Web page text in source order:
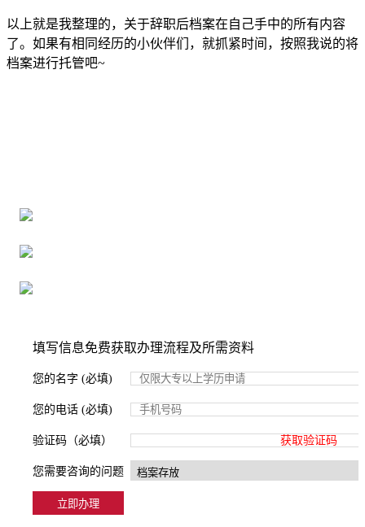
以上就是我整理的，关于辞职后档案在自己手中的所有内容
了。如果有相同经历的小伙伴们，就抓紧时间，按照我说的将
档案进行托管吧~
填写信息免费获取办理流程及所需资料
您的名字 (必填)
您的电话 (必填)
验证码（必填） 获取验证码
您需要咨询的问题